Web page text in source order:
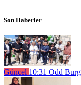
Son Haberler
Güncel 10:31 Odd